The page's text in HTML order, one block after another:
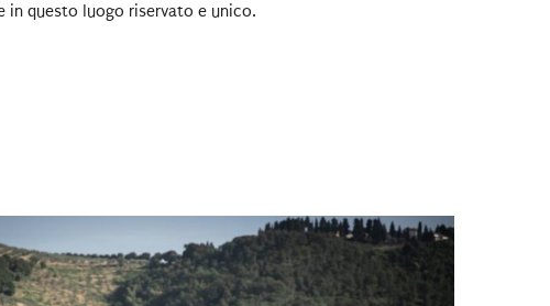
in questo luogo riservato e unico.